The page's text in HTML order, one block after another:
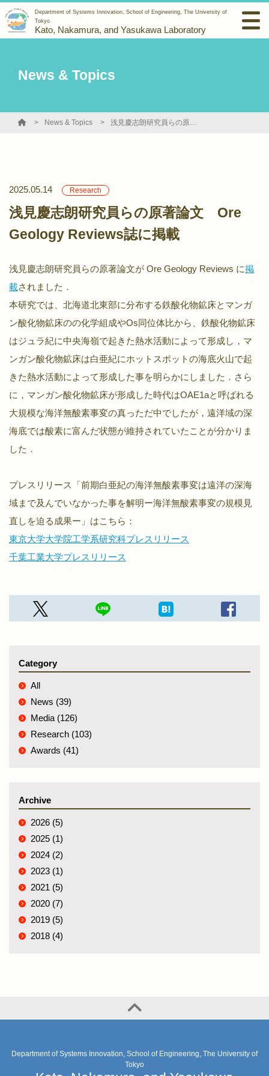
Department of Systems Innovation, School of Engineering, The University of
Tokyo
Kato, Nakamura, and Yasukawa Laboratory
News & Topics
News & Topics 浅見慶志朗研究員らの原著論文 Ore Geology Reviews誌に掲載
2025.05.14 Research
浅見慶志朗研究員らの原著論文 Ore
Geology Reviews誌に掲載
浅見慶志朗研究員らの原著論文が Ore Geology Reviews に掲
載されました．
本研究では、北海道北東部に分布する鉄酸化物鉱床とマンガ
ン酸化物鉱床のの化学組成やOs同位体比から、鉄酸化物鉱床
はジュラ紀に中央海嶺で起きた熱水活動によって形成し，マ
ンガン酸化物鉱床は白亜紀にホットスポットの海底火山で起
きた熱水活動によって形成した事を明らかにしました．さら
に，マンガン酸化物鉱床が形成した時代はOAE1aと呼ばれる
大規模な海洋無酸素事変の真っただ中でしたが，遠洋域の深
海底では酸素に富んだ状態が維持されていたことが分かりま
した．
プレスリリース「前期白亜紀の海洋無酸素事変は遠洋の深海
域まで及んでいなかった事を解明ー海洋無酸素事変の規模見
直しを迫る成果ー」はこちら：
東京大学大学院工学系研究科プレスリリース
千葉工業大学プレスリリース
Category
All
News (39)
Media (126)
Research (103)
Awards (41)
Archive
2026 (5)
2025 (1)
2024 (2)
2023 (1)
2021 (5)
2020 (7)
2019 (5)
2018 (4)
Department of Systems Innovation, School of Engineering, The University of
Tokyo